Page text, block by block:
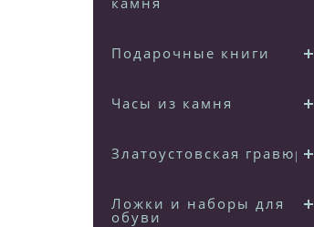
Подарочные книги
Часы из камня
Златоустовская гравюра
Ложки и наборы для
обуви